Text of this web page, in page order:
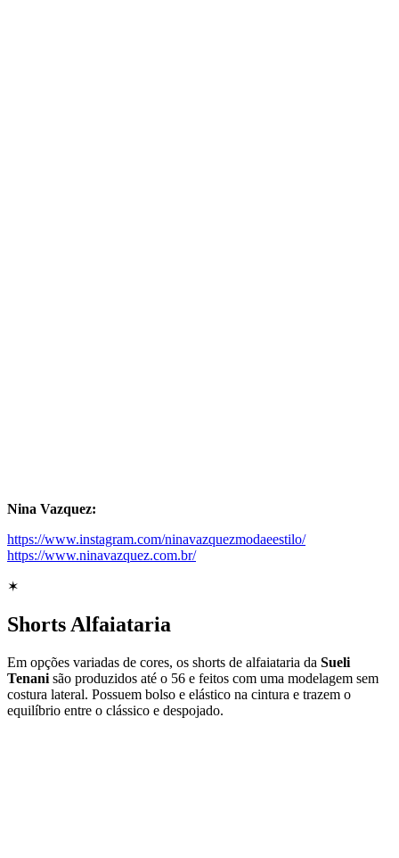
Nina Vazquez:
https://www.instagram.com/ninavazquezmodaeestilo/
https://www.ninavazquez.com.br/
✶
Shorts Alfaiataria
Em opções variadas de cores, os shorts de alfaiataria da Sueli
Tenani são produzidos até o 56 e feitos com uma modelagem sem
costura lateral. Possuem bolso e elástico na cintura e trazem o
equilíbrio entre o clássico e despojado.